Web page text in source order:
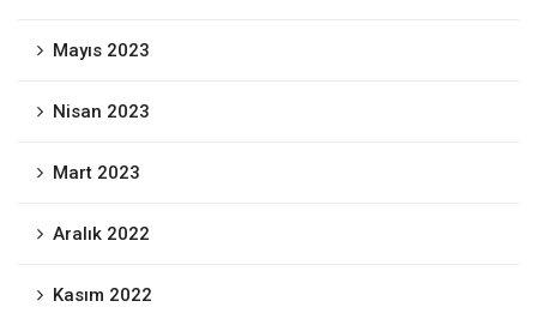
Mayıs 2023
Nisan 2023
Mart 2023
Aralık 2022
Kasım 2022